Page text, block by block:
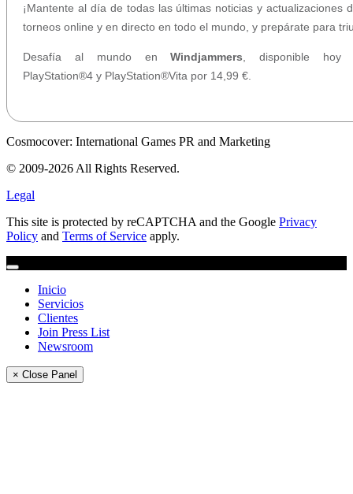
¡Mantente al día de todas las últimas noticias y actualizaciones
torneos online y en directo en todo el mundo, y prepárate para
Desafía al mundo enWindjammers , disponible hoy
PlayStation®4 y PlayStation®Vita por 14,99 €.
Cosmocover: International Games PR and Marketing
© 2009-2026 All Rights Reserved.
Legal
This site is protected by reCAPTCHA and the Google Privacy
Policy and Terms of Service apply.
Inicio
Servicios
Clientes
Join Press List
Newsroom
× Close Panel